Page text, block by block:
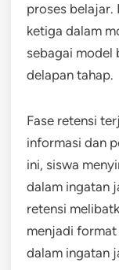
proses belajar.
ketiga dalam
sebagai model
delapan tahap.
Fase retensi
informasi dan
ini, siswa
dalam ingatan
retensi
menjadi
dalam ingatan